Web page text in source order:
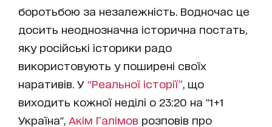
боротьбою за незалежність. Водночас це
досить неоднозначна історична постать,
яку російські історики радо
використовують у поширені своїх
наративів. У “Реальної історії” , що
виходить кожної неділі о 23:20 на "1+1
Україна", Акім Галімов розповів про